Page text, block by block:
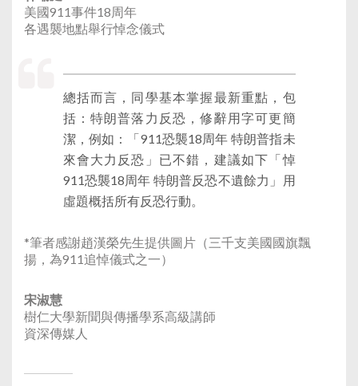
美國911事件18周年
各遇襲地點舉行悼念儀式
總括而言，同學基本掌握最新重點，包
括：特朗普落力反恐，修辭用字可更簡
潔，例如：「911恐襲18周年 特朗普指未
來會大力反恐」已不錯，建議如下「悼
911恐襲18周年 特朗普反恐不遺餘力」用
虛題概括所有反恐行動。
*筆者感謝趙漢榮先生提供圖片（三千支美國國旗飄
揚，為911追悼儀式之一）
宋淑慧
樹仁大學新聞與傳播學系高級講師
資深傳媒人